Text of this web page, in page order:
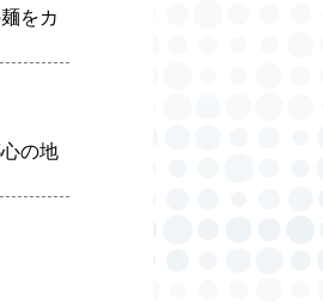
をカ
の地